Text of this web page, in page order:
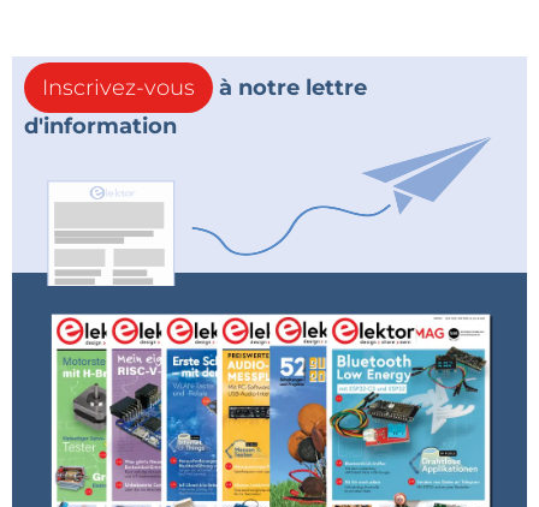
Inscrivez-vous
à notre lettre
d'information